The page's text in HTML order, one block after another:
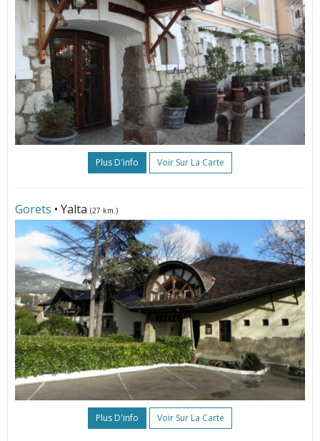
Plus D'info Voir Sur La Carte
Gorets • Yalta (27 km.)
Plus D'info Voir Sur La Carte